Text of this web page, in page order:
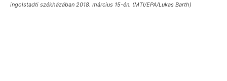
ingolstadti székházában 2018. március 15-én. (MTI/EPA/Lukas Barth)